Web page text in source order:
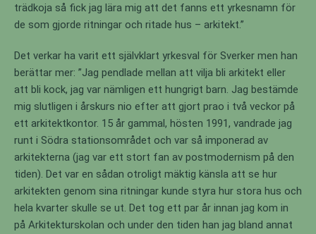
trädkoja så fick jag lära mig att det fanns ett yrkesnamn för
de som gjorde ritningar och ritade hus – arkitekt.”
Det verkar ha varit ett självklart yrkesval för Sverker men han
berättar mer: ”Jag pendlade mellan att vilja bli arkitekt eller
att bli kock, jag var nämligen ett hungrigt barn. Jag bestämde
mig slutligen i årskurs nio efter att gjort prao i två veckor på
ett arkitektkontor. 15 år gammal, hösten 1991, vandrade jag
runt i Södra stationsområdet och var så imponerad av
arkitekterna (jag var ett stort fan av postmodernism på den
tiden). Det var en sådan otroligt mäktig känsla att se hur
arkitekten genom sina ritningar kunde styra hur stora hus och
hela kvarter skulle se ut. Det tog ett par år innan jag kom in
på Arkitekturskolan och under den tiden han jag bland annat